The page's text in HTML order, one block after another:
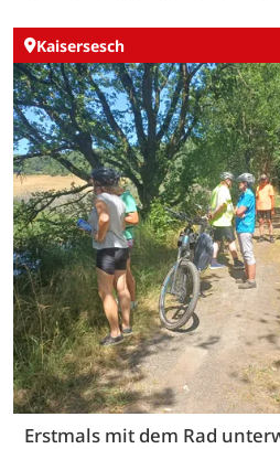
Kaisersesch
Erstmals mit dem Rad